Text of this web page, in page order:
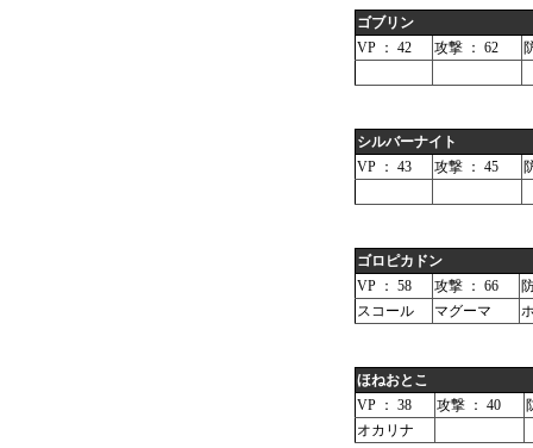
ゴブリン
VP ： 42
攻撃 ： 62
シルバーナイト
VP ： 43
攻撃 ： 45
ゴロピカドン
VP ： 58
攻撃 ： 66
スコール
マグーマ
ほねおとこ
VP ： 38
攻撃 ： 40
オカリナ